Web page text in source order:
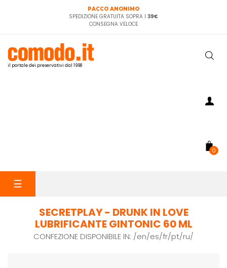
PACCO ANONIMO
SPEDIZIONE GRATUITA SOPRA I 39€
CONSEGNA VELOCE
il portale dei preservativi dal 1998
0
navigazione
☰
SECRETPLAY - DRUNK IN LOVE
LUBRIFICANTE GINTONIC 60 ML
CONFEZIONE DISPONIBILE IN: /en/es/fr/pt/ru/